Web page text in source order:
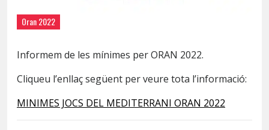
Oran 2022
Informem de les mínimes per ORAN 2022.
Cliqueu l’enllaç següent per veure tota l’informació:
MINIMES JOCS DEL MEDITERRANI ORAN 2022